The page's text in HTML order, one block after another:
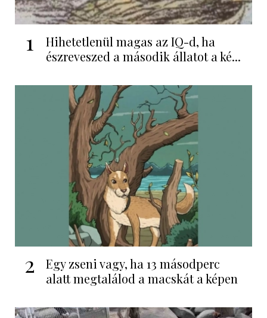
1
Hihetetlenül magas az IQ-d, ha
észreveszed a második állatot a ké...
2
Egy zseni vagy, ha 13 másodperc
alatt megtalálod a macskát a képen